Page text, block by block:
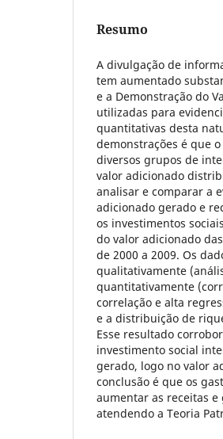
Resumo
A divulgação de
tem aumentado
e a Demonstração do
utilizadas para
quantitativas desta
demonstrações é que
diversos grupos de
valor adicionado
analisar e comparar a
adicionado gerado e
os investimentos
do valor adicionado
de 2000 a 2009. Os
qualitativamente
quantitativamente
correlação e alta
e a distribuição de
Esse resultado
investimento social
gerado, logo no valor
conclusão é que os
aumentar as receitas
atendendo a Teoria